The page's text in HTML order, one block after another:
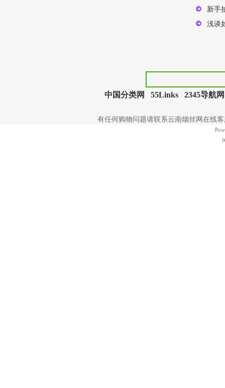
新手
浅谈
中国分类网 55Links 2345导航网
有任何购物问题请联系云南烟丝网在线